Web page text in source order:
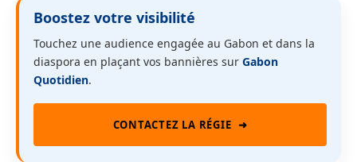
Boostez votre visibilité
Touchez une audience engagée au Gabon et dans la
diaspora en plaçant vos bannières sur Gabon
Quotidien.
CONTACTEZ LA RÉGIE ➜